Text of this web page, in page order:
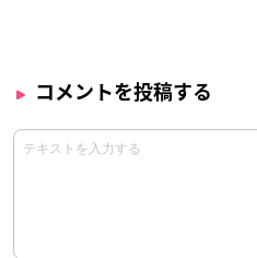
コメントを投稿する